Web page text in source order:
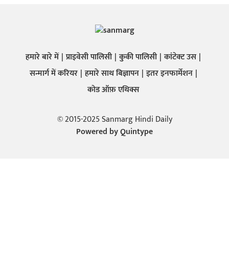
हमारे बारे में प्राइवेसी पालिसी कुकी पालिसी कांटेक्ट उस
सन्मार्ग में करियर हमारे साथ बिज्ञापन इतर इनफार्मेशन
कोड ऑफ़ एथिक्स
© 2015-2025 Sanmarg Hindi Daily
Powered byQuintype